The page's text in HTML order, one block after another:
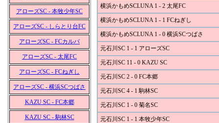
アローズSC - 本牧少年SC
アローズSC - しらとり台FC
アローズSC - FCカルパ
アローズSC - 太尾FC
アローズSC - FCねぎし
アローズSC - 横浜SCつばさ
KAZU SC - FC本郷
KAZU SC - 駒林SC
横浜かもめSCLUNA 1 - 2 太尾FC
横浜かもめSCLUNA 1 - 1 FCねぎし
横浜かもめSCLUNA 1 - 0 横浜SCつばさ
元石川SC 1 - 1 アローズSC
元石川SC 11 - 0 KAZU SC
元石川SC 2 - 0 FC本郷
元石川SC 4 - 1 駒林SC
元石川SC 1 - 0 菊名SC
元石川SC 1 - 1 本牧少年SC